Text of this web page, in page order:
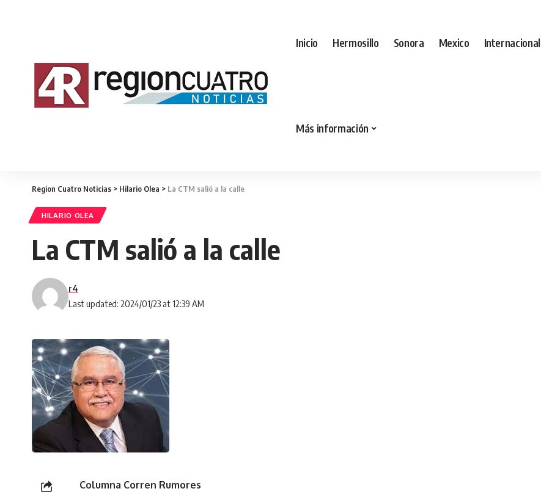
Inicio Hermosillo Sonora Mexico Internacional
Más información
Region Cuatro Noticias > Hilario Olea > La CTM salió a la calle
HILARIO OLEA
La CTM salió a la calle
Last updated: 2024/01/23 at 12:39 AM
r4
Columna Corren Rumores